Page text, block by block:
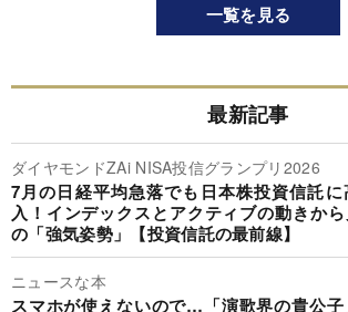
一覧を見る
最新記事
ダイヤモンドZAi NISA投信グランプリ2026
7月の日経平均急落でも日本株投資信託
入！インデックスとアクティブの動きか
の「強気姿勢」【投資信託の最前線】
ニュースな本
スマホが使えないので…「演歌界の貴公